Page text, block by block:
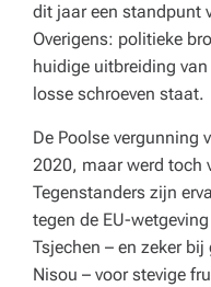
dit jaar een standpunt
Overigens: politieke
huidige uitbreiding
losse schroeven staat.
De Poolse vergunning
2020, maar werd toch
Tegenstanders zijn
tegen de EU-
Tsjechen – en zeker
Nisou – voor stevige